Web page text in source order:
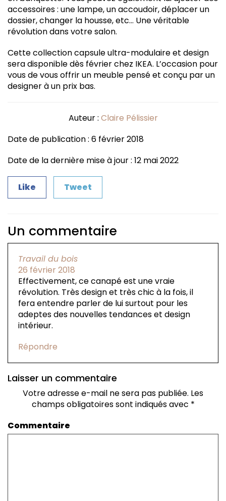
accessoires : une lampe, un accoudoir, déplacer un
dossier, changer la housse, etc… Une véritable
révolution dans votre salon.
Cette collection capsule ultra-modulaire et design
sera disponible dès février chez IKEA. L’occasion pour
vous de vous offrir un meuble pensé et conçu par un
designer à un prix bas.
Auteur : Claire Pélissier
Date de publication : 6 février 2018
Date de la dernière mise à jour : 12 mai 2022
Like Tweet
Un commentaire
Travail du bois
26 février 2018
Effectivement, ce canapé est une vraie
révolution. Très design et très chic à la fois, il
fera entendre parler de lui surtout pour les
adeptes des nouvelles tendances et design
intérieur.
Répondre
Laisser un commentaire
Votre adresse e-mail ne sera pas publiée. Les
champs obligatoires sont indiqués avec *
Commentaire